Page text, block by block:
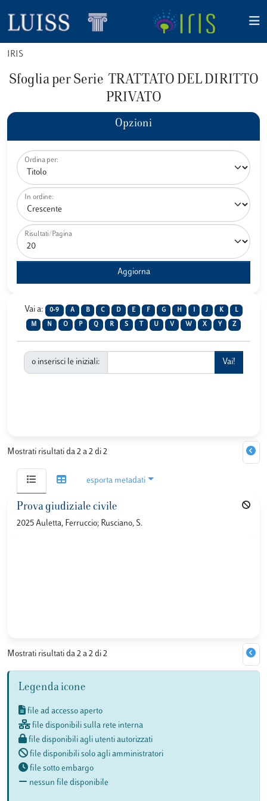
IRIS
Sfoglia per Serie TRATTATO DEL DIRITTO
PRIVATO
Opzioni
Ordina per:
In ordine:
Risultati/Pagina
Vai a: 0-9 A B C D E F G H J K L
M N O P Q R S U V W X Y Z
o inserisci le iniziali:
Mostrati risultati da 2 a 2 di 2
esporta metadati
Prova giudiziale civile
2025 Auletta, Ferruccio; Rusciano, S.
Mostrati risultati da 2 a 2 di 2
Legenda icone
file ad accesso aperto
file disponibili sulla rete interna
file disponibili agli utenti autorizzati
file disponibili solo agli amministratori
file sotto embargo
nessun file disponibile